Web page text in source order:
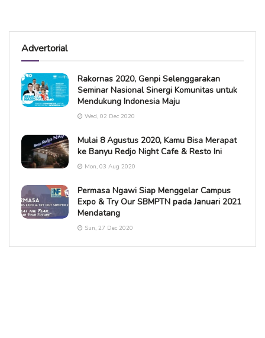
Advertorial
Rakornas 2020, Genpi Selenggarakan
Seminar Nasional Sinergi Komunitas untuk
Mendukung Indonesia Maju
Wed, 02 Dec 2020
Mulai 8 Agustus 2020, Kamu Bisa Merapat
ke Banyu Redjo Night Cafe & Resto Ini
Mon, 03 Aug 2020
Permasa Ngawi Siap Menggelar Campus
Expo & Try Our SBMPTN pada Januari 2021
Mendatang
Sun, 27 Dec 2020